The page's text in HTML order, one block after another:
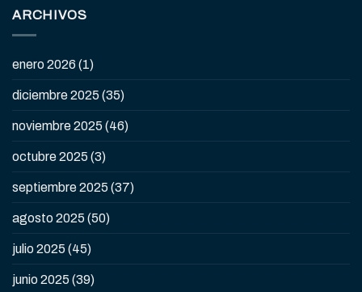
ARCHIVOS
enero 2026 (1)
diciembre 2025 (35)
noviembre 2025 (46)
octubre 2025 (3)
septiembre 2025 (37)
agosto 2025 (50)
julio 2025 (45)
junio 2025 (39)